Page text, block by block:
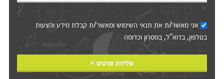
אני מאשר/ת את תנאי השימושומאשר/ת קבלת מידע והצעות
בטלפון, בדוא"ל, במסרון וכדומה‎‎
שליחת פרטים >